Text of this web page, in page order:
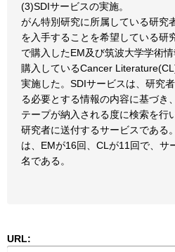
(3)SDIサービスの実施。
がん特別研究に所属している研究
を入手することを希望している研
で購入したEM及び筑波大学学術
購入しているCancer
実施した。SDIサービスは、研究
る必要とする情報の内容に基づき
テープが納入される度に検索を行
研究者に送付するサービスである
は、EMが16回、CLが11回で、サ
名である。
URL: